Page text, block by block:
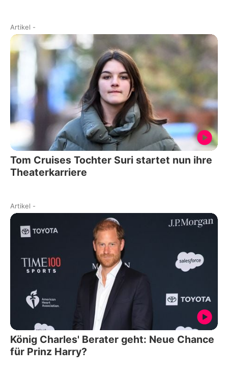
Artikel -
Tom Cruises Tochter Suri startet nun ihre
Theaterkarriere
Artikel -
König Charles' Berater geht: Neue Chance
für Prinz Harry?